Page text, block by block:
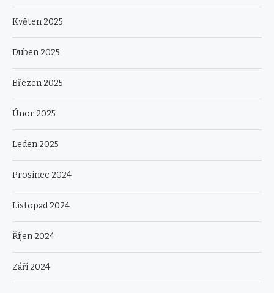
Květen 2025
Duben 2025
Březen 2025
Únor 2025
Leden 2025
Prosinec 2024
Listopad 2024
Říjen 2024
Září 2024